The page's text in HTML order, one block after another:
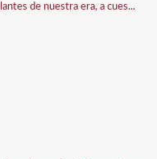
de nuestra era, a cues...